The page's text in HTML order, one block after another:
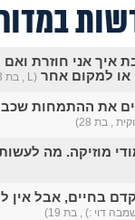
חיות
איך אני חוזרת ואם
או למקום אחר (L , בת 23)
את ההתמחות
, בת 28)
מוזיקה. מה
בחיים, אבל אין
דוי :) , בת 19)